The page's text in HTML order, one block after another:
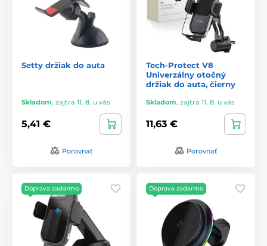
Setty držiak do auta
Skladom, zajtra 11. 8. u vás
5,41 €
Porovnať
Tech-Protect V8
Univerzálny otočný
držiak do auta, čierny
Skladom, zajtra 11. 8. u vás
11,63 €
Porovnať
Doprava zadarmo Doprava zadarmo